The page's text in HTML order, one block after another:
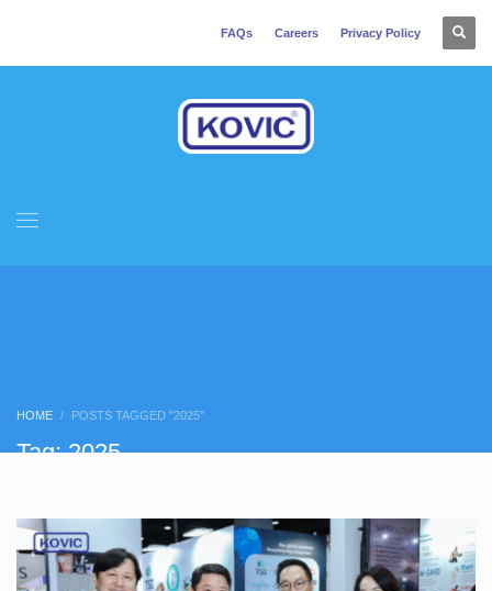
FAQs Careers Privacy Policy
HOME POSTS TAGGED "2025"
Tag: 2025